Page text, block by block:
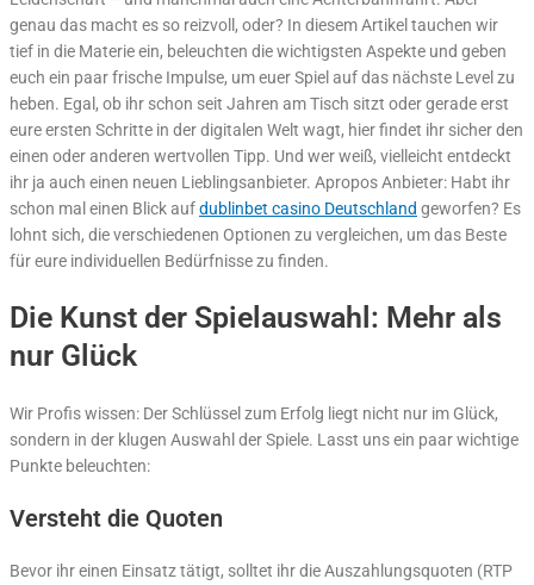
genau das macht es so reizvoll, oder? In diesem Artikel tauchen wir
tief in die Materie ein, beleuchten die wichtigsten Aspekte und geben
euch ein paar frische Impulse, um euer Spiel auf das nächste Level zu
heben. Egal, ob ihr schon seit Jahren am Tisch sitzt oder gerade erst
eure ersten Schritte in der digitalen Welt wagt, hier findet ihr sicher den
einen oder anderen wertvollen Tipp. Und wer weiß, vielleicht entdeckt
ihr ja auch einen neuen Lieblingsanbieter. Apropos Anbieter: Habt ihr
schon mal einen Blick aufdublinbet casino Deutschland geworfen? Es
lohnt sich, die verschiedenen Optionen zu vergleichen, um das Beste
für eure individuellen Bedürfnisse zu finden.
Die Kunst der Spielauswahl: Mehr als
nur Glück
Wir Profis wissen: Der Schlüssel zum Erfolg liegt nicht nur im Glück,
sondern in der klugen Auswahl der Spiele. Lasst uns ein paar wichtige
Punkte beleuchten:
Versteht die Quoten
Bevor ihr einen Einsatz tätigt, solltet ihr die Auszahlungsquoten (RTP